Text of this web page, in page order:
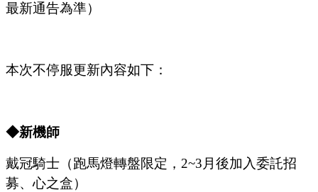
最新通告為準）
本次不停服更新內容如下：
◆新機師
戴冠騎士（跑馬燈轉盤限定， 2~3月後加入委託招
募、心之盒）